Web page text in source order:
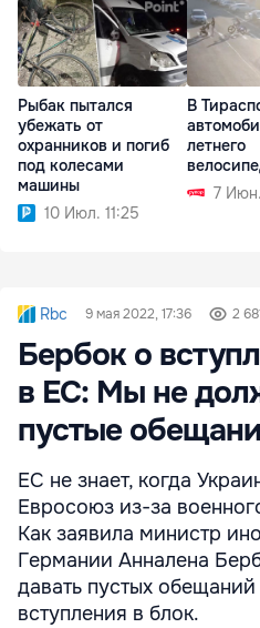
Рыбак пытался
убежать от
охранников и погиб
под колесами
машины
10 Июл. 11:25
В
летнего
7
Rbc 9 мая 2022, 17:36 2
Бербок о
в ЕС: Мы не
пустые
ЕС не знает, когда
Евросоюз из-за
Как заявила министр
Германии Анналена
давать пустых обещаний
вступления в блок.